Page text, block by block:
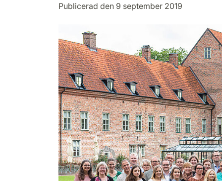
Publicerad den 9 september 2019